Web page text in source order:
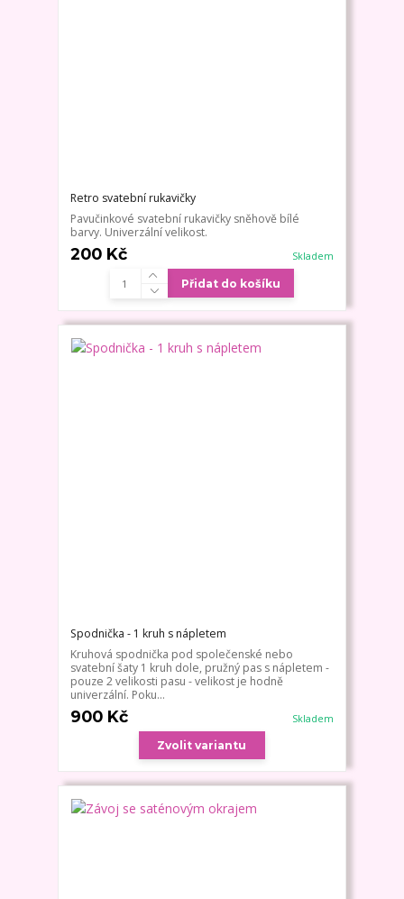
Retro svatební rukavičky
Pavučinkové svatební rukavičky sněhově bílé
barvy. Univerzální velikost.
200 Kč Skladem
Přidat do košíku
Spodnička - 1 kruh s nápletem
Kruhová spodnička pod společenské nebo
svatební šaty 1 kruh dole, pružný pas s nápletem -
pouze 2 velikosti pasu - velikost je hodně
univerzální. Poku...
900 Kč Skladem
Zvolit variantu